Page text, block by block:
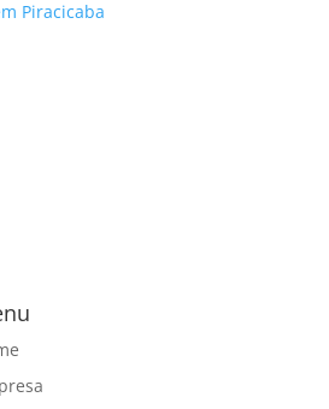
Piracicaba